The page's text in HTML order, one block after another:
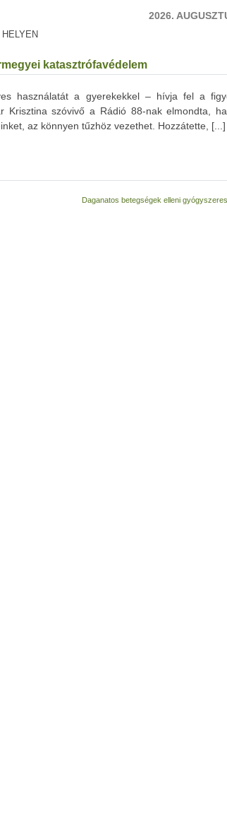
2026.
katasztrófavédelem
használatát a gyerekekkel – hívja fel a
Krisztina szóvivő a Rádió 88-nak elmondta,
az könnyen tűzhöz vezethet. Hozzátette, [...]
Daganatos betegségek elleni